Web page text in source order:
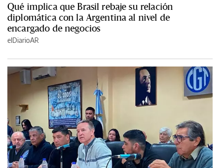
Qué implica que Brasil rebaje su relación
diplomática con la Argentina al nivel de
encargado de negocios
elDiarioAR